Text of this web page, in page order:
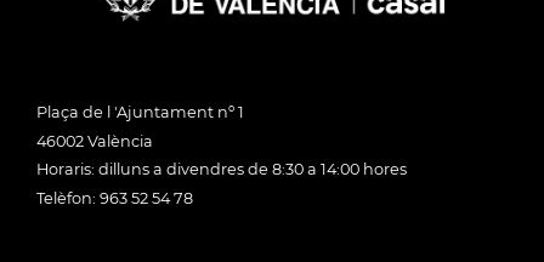
Plaça de l 'Ajuntament nº 1
46002 València
Horaris: dilluns a divendres de 8:30 a 14:00 hores
Telèfon: 963 52 54 78